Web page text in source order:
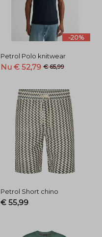
-20%
Petrol Polo knitwear
Nu € 52,79 € 65,99
Petrol Short chino
€ 55,99